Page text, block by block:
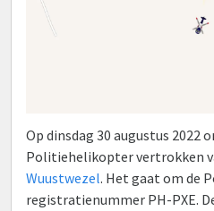
Op dinsdag 30 augustus 2022
Politiehelikopter vertrokken
Wuustwezel. Het gaat om de
registratienummer PH-PXE.